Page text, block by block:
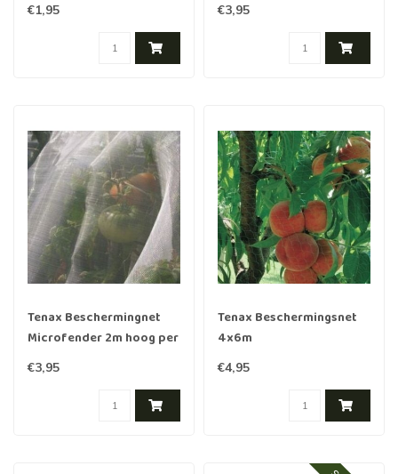
€1,95 €3,95
Tenax Beschermingnet
Microfender 2m hoog per
meter
€3,95
Tenax Beschermingsnet
4x6m
€4,95